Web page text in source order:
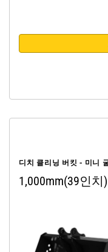
디치 클리닝 버킷 - 미니
1,000mm(39인치)